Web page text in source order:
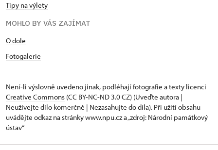
Tipy na výlety
MOHLO BY VÁS ZAJÍMAT
O dole
Fotogalerie
Není-li výslovně uvedeno jinak, podléhají fotografie a texty licenci
Creative Commons (CC BY-NC-ND 3.0 CZ) (Uveďte autora |
Neužívejte dílo komerčně | Nezasahujte do díla). Při užití obsahu
uvádějte odkaz na stránky www.npu.cz a „zdroj: Národní památkový
ústav“